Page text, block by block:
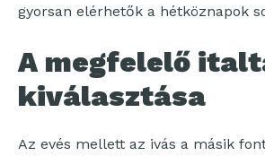
gyorsan elérhetők a hétköznapok
A megfelelő
kiválasztása
Az evés mellett az ivás a másik